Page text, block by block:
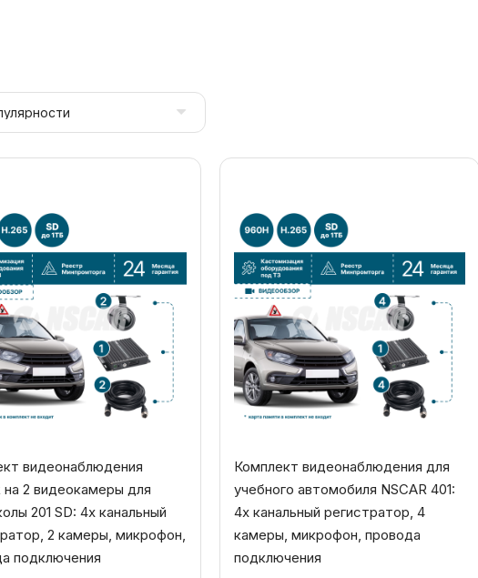
видеонаблюдения
на 2 видеокамеры для
201 SD: 4х канальный
2 камеры, микрофон,
подключения
Комплект видеонаблюдения для
учебного автомобиля NSCAR 401:
4х канальный регистратор, 4
камеры, микрофон, провода
подключения